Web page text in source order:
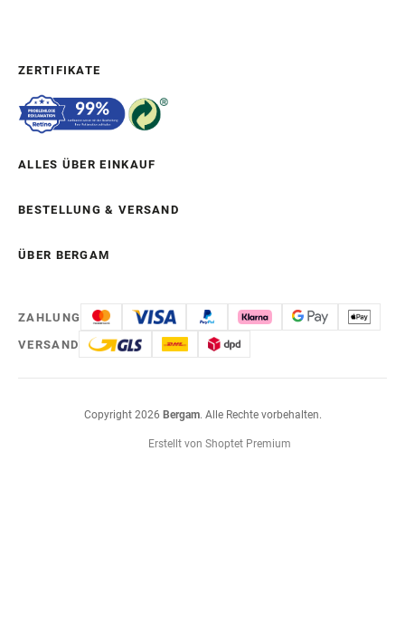
ZERTIFIKATE
ALLES ÜBER EINKAUF
BESTELLUNG & VERSAND
ÜBER BERGAM
ZAHLUNG
VERSAND
Erstellt von Shoptet Premium
Copyright 2026 Bergam. Alle Rechte vorbehalten.